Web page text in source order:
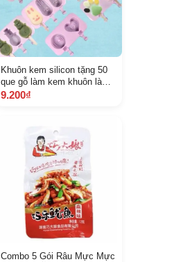
Khuôn kem silicon tặng 50
que gỗ làm kem khuôn làm
kem que
9.200₫
Combo 5 Gói Râu Mực Mực